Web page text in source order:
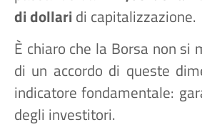
di dollari di capitalizzazione.
È chiaro che la Borsa non
di un accordo di queste
indicatore fondamentale:
degli investitori.